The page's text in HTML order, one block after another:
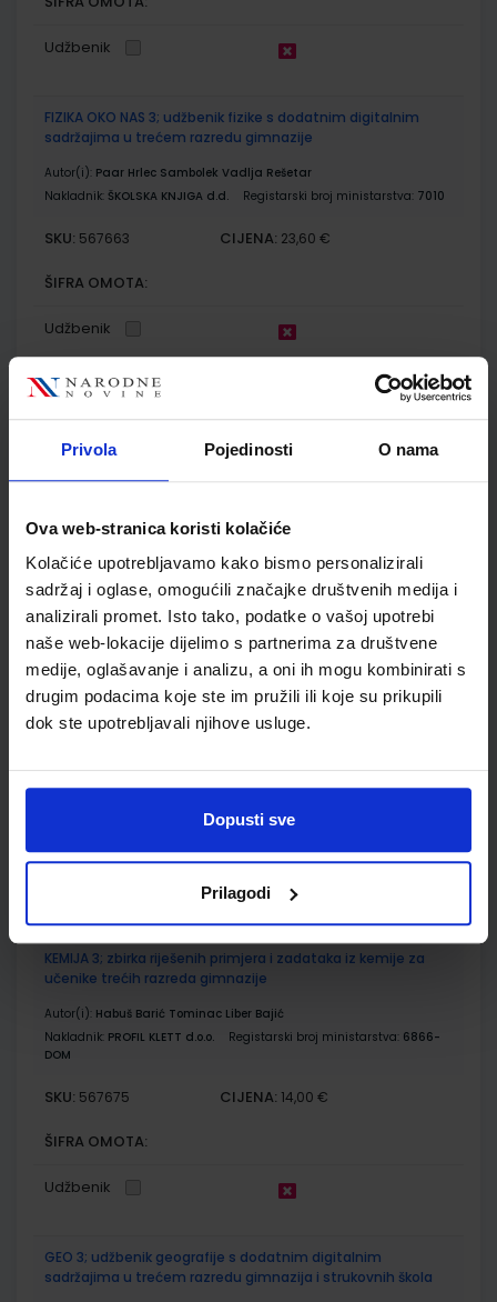
Privola Pojedinosti O nama
Ova web-stranica koristi kolačiće
Kolačiće upotrebljavamo kako bismo personalizirali
sadržaj i oglase, omogućili značajke društvenih medija i
analizirali promet. Isto tako, podatke o vašoj upotrebi
naše web-lokacije dijelimo s partnerima za društvene
medije, oglašavanje i analizu, a oni ih mogu kombinirati s
drugim podacima koje ste im pružili ili koje su prikupili
dok ste upotrebljavali njihove usluge.
Dopusti sve
Prilagodi
Udžbenik
FIZIKA OKO NAS 3; udžbenik fizike s dodatnim digitalnim
sadržajima u trećem razredu gimnazije
Autor(i): Paar Hrlec Sambolek Vadlja Rešetar
Nakladnik: ŠKOLSKA KNJIGA d.d. Registarski broj ministarstva: 7010
SKU: 567663 CIJENA: 23,60 €
ŠIFRA OMOTA:
Udžbenik
FIZIKA OKO NAS 3; zbirka zadataka za fiziku u trećem razredu
gimnazije
Autor(i):Paar Hrlec Sambolek Vadlja Rešetar
Nakladnik:ŠKOLSKA KNJIGA d.d.
SKU:567664 CIJENA:17,20 €
ŠIFRA OMOTA:
Udžbenik
KEMIJA 3; udžbenik kemije za treći razred gimnazije
Autor(i):Habuš Barić Tominac Liber Bajić
KEMIJA 3; zbirka riješenih primjera i zadataka iz kemije za
učenike trećih razreda gimnazije
Autor(i): Habuš Barić Tominac Liber Bajić
Nakladnik: PROFIL KLETT d.o.o. Registarski broj ministarstva: 6866-
DOM
SKU: 567675 CIJENA: 14,00 €
ŠIFRA OMOTA:
Udžbenik
GEO 3; udžbenik geografije s dodatnim digitalnim
sadržajima u trećem razredu gimnazija i strukovnih škola